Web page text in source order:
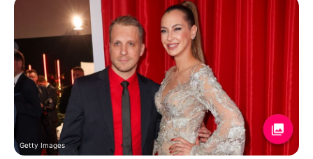
Getty Images